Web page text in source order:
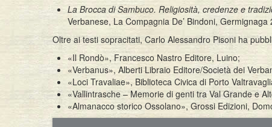
La Brocca di Sambuco. Religiosità, credenze e
Verbanese, La Compagnia De’ Bindoni, Germignaga
Oltre ai testi sopracitati, Carlo Alessandro Pisoni ha
«Il Rondò», Francesco Nastro Editore, Luino;
«Verbanus», Alberti Libraio Editore/Società dei
«Loci Travaliae», Biblioteca Civica di Porto
«Vallintrasche – Memorie di genti tra Val Grande e
«Almanacco storico Ossolano», Grossi Edizioni,